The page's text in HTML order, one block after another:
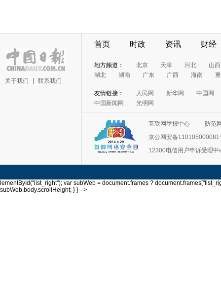
关于我们 联系我们
首页 时政 资讯 财经
互联网举报中心
防范
京公网安备110105000081
12300电信用户申诉受理中
lementById("list_right"); var subWeb = document.frames ?
subWeb.body.scrollHeight; } } -->